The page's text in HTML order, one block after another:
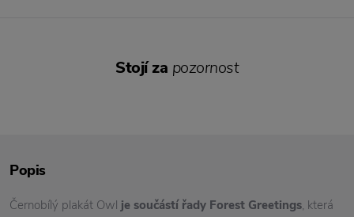
Popis
Černobílý plakát Owl je součástí řady Forest Greetings, která
Stojí za pozornost